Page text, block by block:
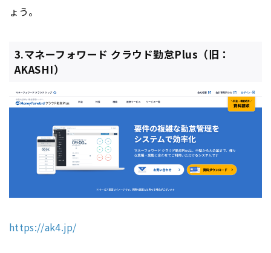
ょう。
3.マネーフォワード クラウド勤怠Plus（旧：
AKASHI）
https://ak4.jp/